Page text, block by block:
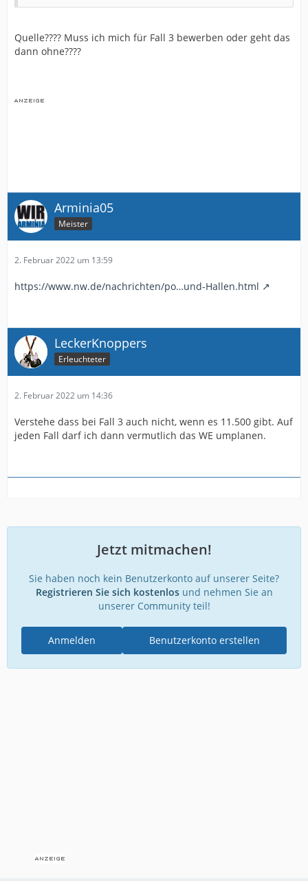
Quelle???? Muss ich mich für Fall 3 bewerben oder geht das
dann ohne????
Arminia05
Meister
2. Februar 2022 um 13:59
https://www.nw.de/nachrichten/po…und-Hallen.html
LeckerKnoppers
Erleuchteter
2. Februar 2022 um 14:36
Verstehe dass bei Fall 3 auch nicht, wenn es 11.500 gibt. Auf
jeden Fall darf ich dann vermutlich das WE umplanen.
Jetzt mitmachen!
Sie haben noch kein Benutzerkonto auf unserer Seite?
Registrieren Sie sich kostenlosund nehmen Sie an
unserer Community teil!
Benutzerkonto erstellen
Anmelden